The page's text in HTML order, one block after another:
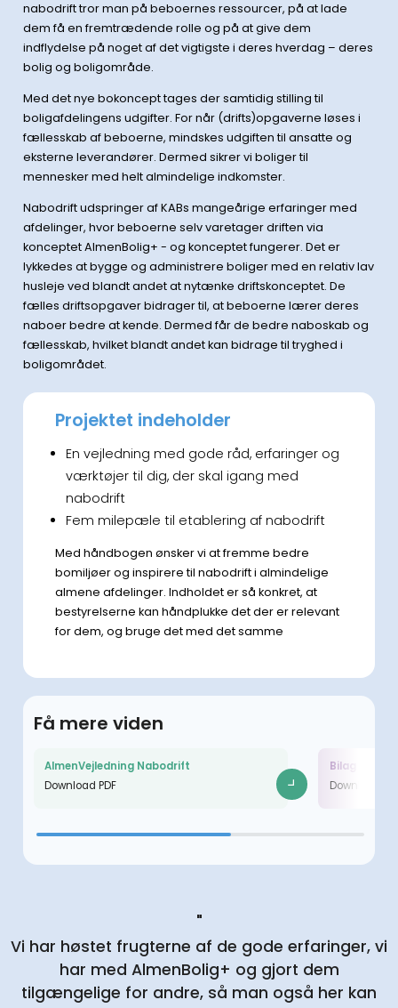
nabodrift tror man på beboernes ressourcer, på at lade
dem få en fremtrædende rolle og på at give dem
indflydelse på noget af det vigtigste i deres hverdag – deres
bolig og boligområde.
Med det nye bokoncept tages der samtidig stilling til
boligafdelingens udgifter. For når (drifts)opgaverne løses i
fællesskab af beboerne, mindskes udgiften til ansatte og
eksterne leverandører. Dermed sikrer vi boliger til
mennesker med helt almindelige indkomster.
Nabodrift udspringer af KABs mangeårige erfaringer med
afdelinger, hvor beboerne selv varetager driften via
konceptet AlmenBolig+ - og konceptet fungerer. Det er
lykkedes at bygge og administrere boliger med en relativ lav
husleje ved blandt andet at nytænke driftskonceptet. De
fælles driftsopgaver bidrager til, at beboerne lærer deres
naboer bedre at kende. Dermed får de bedre naboskab og
fællesskab, hvilket blandt andet kan bidrage til tryghed i
boligområdet.
Projektet indeholder
En vejledning med gode råd, erfaringer og
værktøjer til dig, der skal igang med
nabodrift
Fem milepæle til etablering af nabodrift
Med håndbogen ønsker vi at fremme bedre
bomiljøer og inspirere til nabodrift i almindelige
almene afdelinger. Indholdet er så konkret, at
bestyrelserne kan håndplukke det der er relevant
for dem, og bruge det med det samme
Få mere viden
AlmenVejledning Nabodrift
Download PDF
Bilag til
Download
"
Vi har høstet frugterne af de gode erfaringer, vi
har med AlmenBolig+ og gjort dem
tilgængelige for andre, så man også her kan